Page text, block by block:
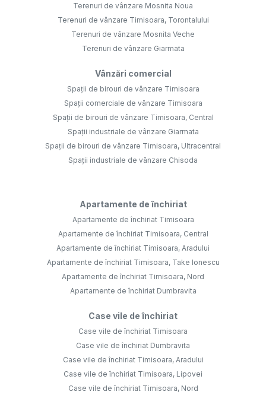
Terenuri de vânzare Mosnita Noua
Terenuri de vânzare Timisoara, Torontalului
Terenuri de vânzare Mosnita Veche
Terenuri de vânzare Giarmata
Vânzări comercial
Spații de birouri de vânzare Timisoara
Spații comerciale de vânzare Timisoara
Spații de birouri de vânzare Timisoara, Central
Spații industriale de vânzare Giarmata
Spații de birouri de vânzare Timisoara, Ultracentral
Spații industriale de vânzare Chisoda
Apartamente de închiriat
Apartamente de închiriat Timisoara
Apartamente de închiriat Timisoara, Central
Apartamente de închiriat Timisoara, Aradului
Apartamente de închiriat Timisoara, Take Ionescu
Apartamente de închiriat Timisoara, Nord
Apartamente de închiriat Dumbravita
Case vile de închiriat
Case vile de închiriat Timisoara
Case vile de închiriat Dumbravita
Case vile de închiriat Timisoara, Aradului
Case vile de închiriat Timisoara, Lipovei
Case vile de închiriat Timisoara, Nord